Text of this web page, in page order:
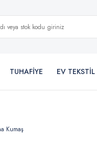
TUHAFİYE EV TEKSTİL